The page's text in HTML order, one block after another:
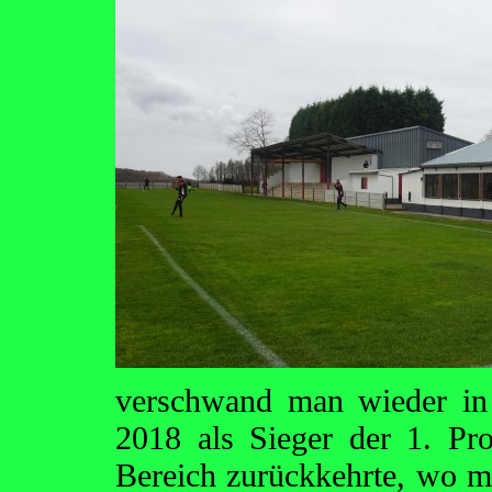
verschwand man wieder
2018 als Sieger der 1.
Bereich zurückkehrte, wo